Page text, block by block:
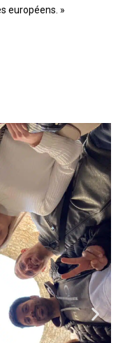
européens. »